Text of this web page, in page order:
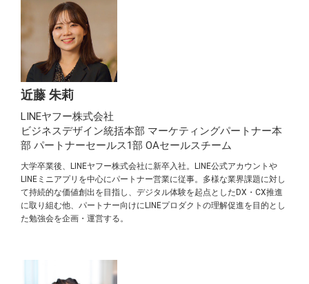
近藤 朱莉
LINEヤフー株式会社
ビジネスデザイン統括本部 マーケティングパートナー本
部 パートナーセールス1部 OAセールスチーム
大学卒業後、LINEヤフー株式会社に新卒入社。LINE公式アカウントや
LINEミニアプリを中心にパートナー営業に従事。多様な業界課題に対し
て持続的な価値創出を目指し、デジタル体験を起点としたDX・CX推進
に取り組む他、パートナー向けにLINEプロダクトの理解促進を目的とし
た勉強会を企画・運営する。